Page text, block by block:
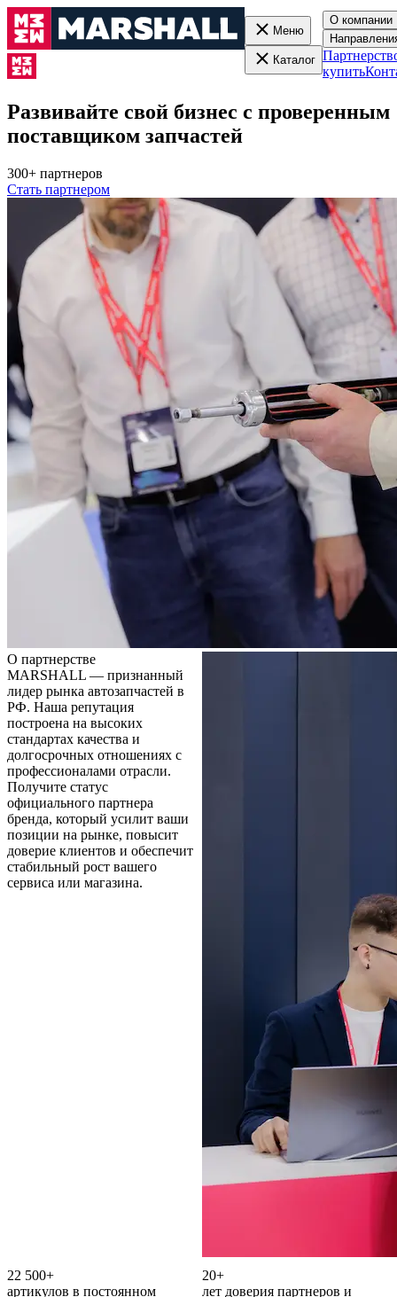
Меню
Каталог
О компании
купить
Развивайте свой бизнес с проверенным
поставщиком запчастей
300+ партнеров
Стать партнером
О партнерстве
MARSHALL — признанный
лидер рынка автозапчастей в
РФ. Наша репутация
построена на высоких
стандартах качества и
долгосрочных отношениях с
профессионалами отрасли.
Получите статус
официального партнера
бренда, который усилит ваши
позиции на рынке, повысит
доверие клиентов и обеспечит
стабильный рост вашего
сервиса или магазина.
22 500+
артикулов в постоянном
20+
лет доверия партнеров и